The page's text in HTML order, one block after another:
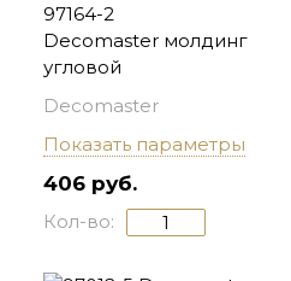
97164-2
Decomaster молдинг
угловой
Decomaster
Показать параметры
406 руб.
Кол-во: